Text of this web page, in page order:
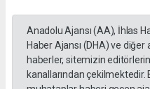
Anadolu Ajansı (AA), İhlas
Haber Ajansı (DHA) ve
haberler, sitemizin
kanallarından